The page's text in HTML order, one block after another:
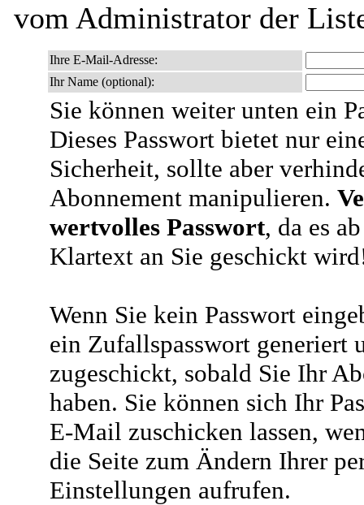
vom Administrator der
Ihre E-Mail-Adresse:
Ihr Name (optional):
Sie können weiter unten ein
Dieses Passwort bietet nur
Sicherheit, sollte aber
Abonnement manipulieren.
wertvolles Passwort, da es
Klartext an Sie geschickt
Wenn Sie kein Passwort
ein Zufallspasswort generiert
zugeschickt, sobald Sie Ihr
haben. Sie können sich Ihr
E-Mail zuschicken lassen,
die Seite zum Ändern Ihrer
Einstellungen aufrufen.